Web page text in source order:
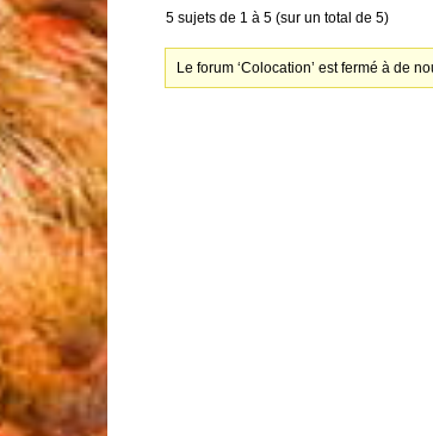
5 sujets de 1 à 5 (sur un total de 5)
Le forum ‘Colocation’ est fermé à de